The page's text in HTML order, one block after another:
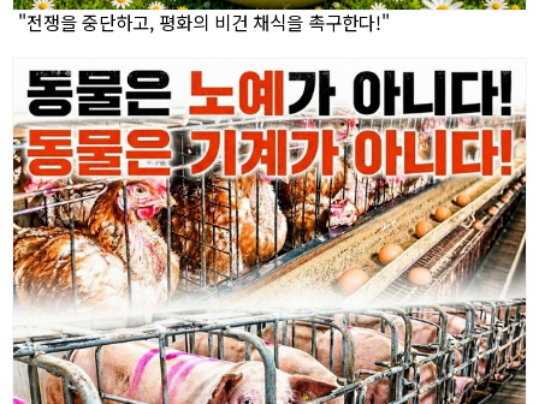
"전쟁을 중단하고, 평화의 비건 채식을 촉구한다!"